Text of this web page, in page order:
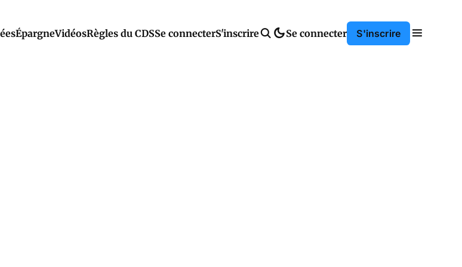
ÉpargneVidéosRègles du CDSSe connecterS'inscrire Se connecter S'inscrire